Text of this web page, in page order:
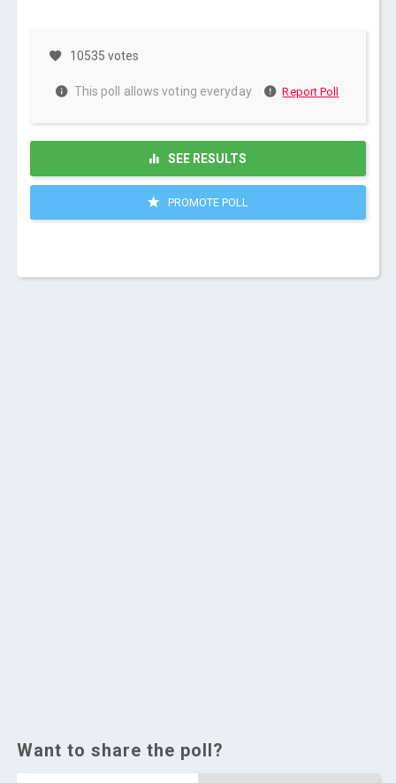
10535 votes
This poll allows voting everyday Report Poll
SEE RESULTS
PROMOTE POLL
Want to share the poll?